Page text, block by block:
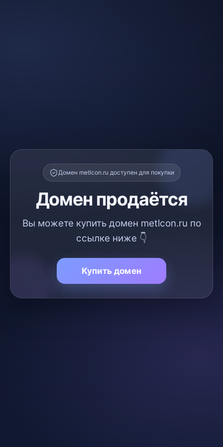
Домен metlcon.ru доступен для покупки
Домен продаётся
Вы можете купить домен metlcon.ru по
ссылке ниже 👇
Купить домен